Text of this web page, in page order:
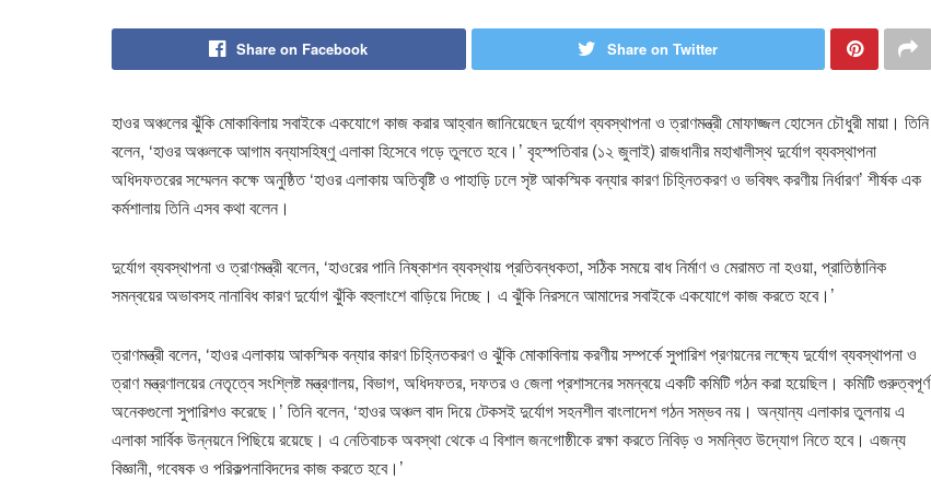
Share on Facebook Share on Twitter
হাওর অঞ্চলের ঝুঁকি মোকাবিলায় সবাইকে একযোগে কাজ করার আহ্বান জানিয়েছেন দুর্যোগ ব্যবস্থাপনা ও ত্রাণমন্ত্রী মোফাজ্জল হোসেন চৌধুরী মায়া। তিনি
বলেন, ‘হাওর অঞ্চলকে আগাম বন্যাসহিষ্ণু এলাকা হিসেবে গড়ে তুলতে হবে।’ বৃহস্পতিবার (১২ জুলাই) রাজধানীর মহাখালীস্থ দুর্যোগ ব্যবস্থাপনা
অধিদফতরের সম্মেলন কক্ষে অনুষ্ঠিত ‘হাওর এলাকায় অতিবৃষ্টি ও পাহাড়ি ঢলে সৃষ্ট আকস্মিক বন্যার কারণ চিহ্নিতকরণ ও ভবিষৎ করণীয় নির্ধারণ’ শীর্ষক এক
কর্মশালায় তিনি এসব কথা বলেন।
দুর্যোগ ব্যবস্থাপনা ও ত্রাণমন্ত্রী বলেন, ‘হাওরের পানি নিষ্কাশন ব্যবস্থায় প্রতিবন্ধকতা, সঠিক সময়ে বাধ নির্মাণ ও মেরামত না হওয়া, প্রাতিষ্ঠানিক
সমন্বয়ের অভাবসহ নানাবিধ কারণ দুর্যোগ ঝুঁকি বহুলাংশে বাড়িয়ে দিচ্ছে। এ ঝুঁকি নিরসনে আমাদের সবাইকে একযোগে কাজ করতে হবে।’
ত্রাণমন্ত্রী বলেন, ‘হাওর এলাকায় আকস্মিক বন্যার কারণ চিহ্নিতকরণ ও ঝুঁকি মোকাবিলায় করণীয় সম্পর্কে সুপারিশ প্রণয়নের লক্ষ্যে দুর্যোগ ব্যবস্থাপনা ও
ত্রাণ মন্ত্রণালয়ের নেতৃত্বে সংশ্লিষ্ট মন্ত্রণালয়, বিভাগ, অধিদফতর, দফতর ও জেলা প্রশাসনের সমন্বয়ে একটি কমিটি গঠন করা হয়েছিল। কমিটি গুরুত্বপূর্ণ
অনেকগুলো সুপারিশও করেছে।’ তিনি বলেন, ‘হাওর অঞ্চল বাদ দিয়ে টেকসই দুর্যোগ সহনশীল বাংলাদেশ গঠন সম্ভব নয়। অন্যান্য এলাকার তুলনায় এ
এলাকা সার্বিক উন্নয়নে পিছিয়ে রয়েছে। এ নেতিবাচক অবস্থা থেকে এ বিশাল জনগোষ্ঠীকে রক্ষা করতে নিবিড় ও সমন্বিত উদ্যোগ নিতে হবে। এজন্য
বিজ্ঞানী, গবেষক ও পরিকল্পনাবিদদের কাজ করতে হবে।’